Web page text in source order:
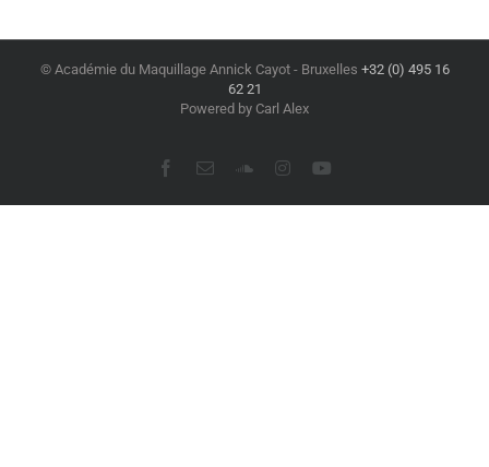
© Académie du Maquillage Annick Cayot - Bruxelles +32 (0) 495 16
62 21
Powered by Carl Alex
Facebook
EmailSoundCloud
Instagram